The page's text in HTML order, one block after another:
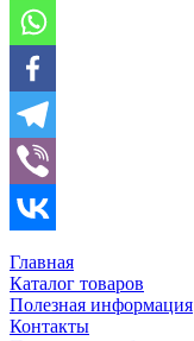
Главная
Каталог товаров
Полезная информация
Контакты